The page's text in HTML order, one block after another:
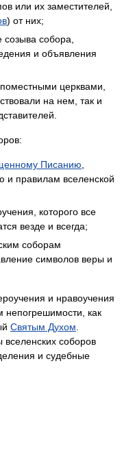
или их заместителей,
) от них;
созыва собора,
и объявления
церквами,
на нем, так и
Писанию
и правилам вселенской
которого все
везде и всегда;
соборам
символов веры и
и нравоучения
непогрешимости, как
Святым Духом
соборов
и судебные